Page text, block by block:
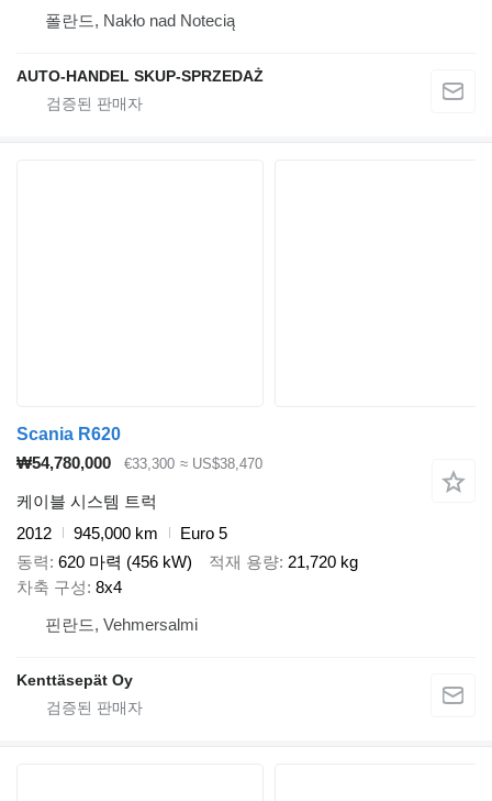
폴란드, Nakło nad Notecią
AUTO-HANDEL SKUP-SPRZEDAŻ
Scania R620
₩54,780,000
€33,300 ≈ US$38,470
케이블 시스템 트럭
2012
945,000 km
Euro 5
동력 620 마력 (456 kW) 적재 용량 21,720 kg
차축 구성 8x4
핀란드, Vehmersalmi
Kenttäsepät Oy